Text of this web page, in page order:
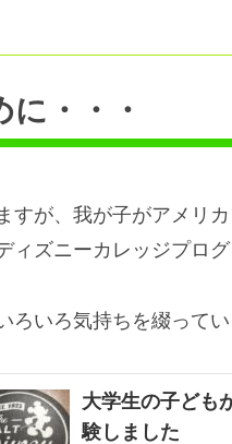
に・・・
すが、我が子がアメリ
ィズニーカレッジプロ
ろいろ気持ちを綴ってい
大学生の子ども
験しました